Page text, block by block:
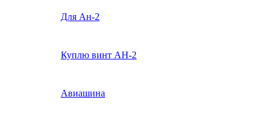
Для Ан-2
Куплю винт АН-2
Авиашина